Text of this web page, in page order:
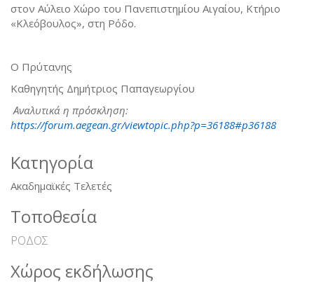
στον Αύλειο Χώρο του Πανεπιστημίου Αιγαίου, Κτήριο
«Κλεόβουλος», στη Ρόδο.
Ο Πρύτανης
Καθηγητής Δημήτριος Παπαγεωργίου
Αναλυτικά η πρόσκληση:
https://forum.aegean.gr/viewtopic.php?p=36188#p36188
Κατηγορία
Ακαδημαϊκές Τελετές
Τοποθεσία
ΡΟΔΟΣ
Χώρος εκδήλωσης